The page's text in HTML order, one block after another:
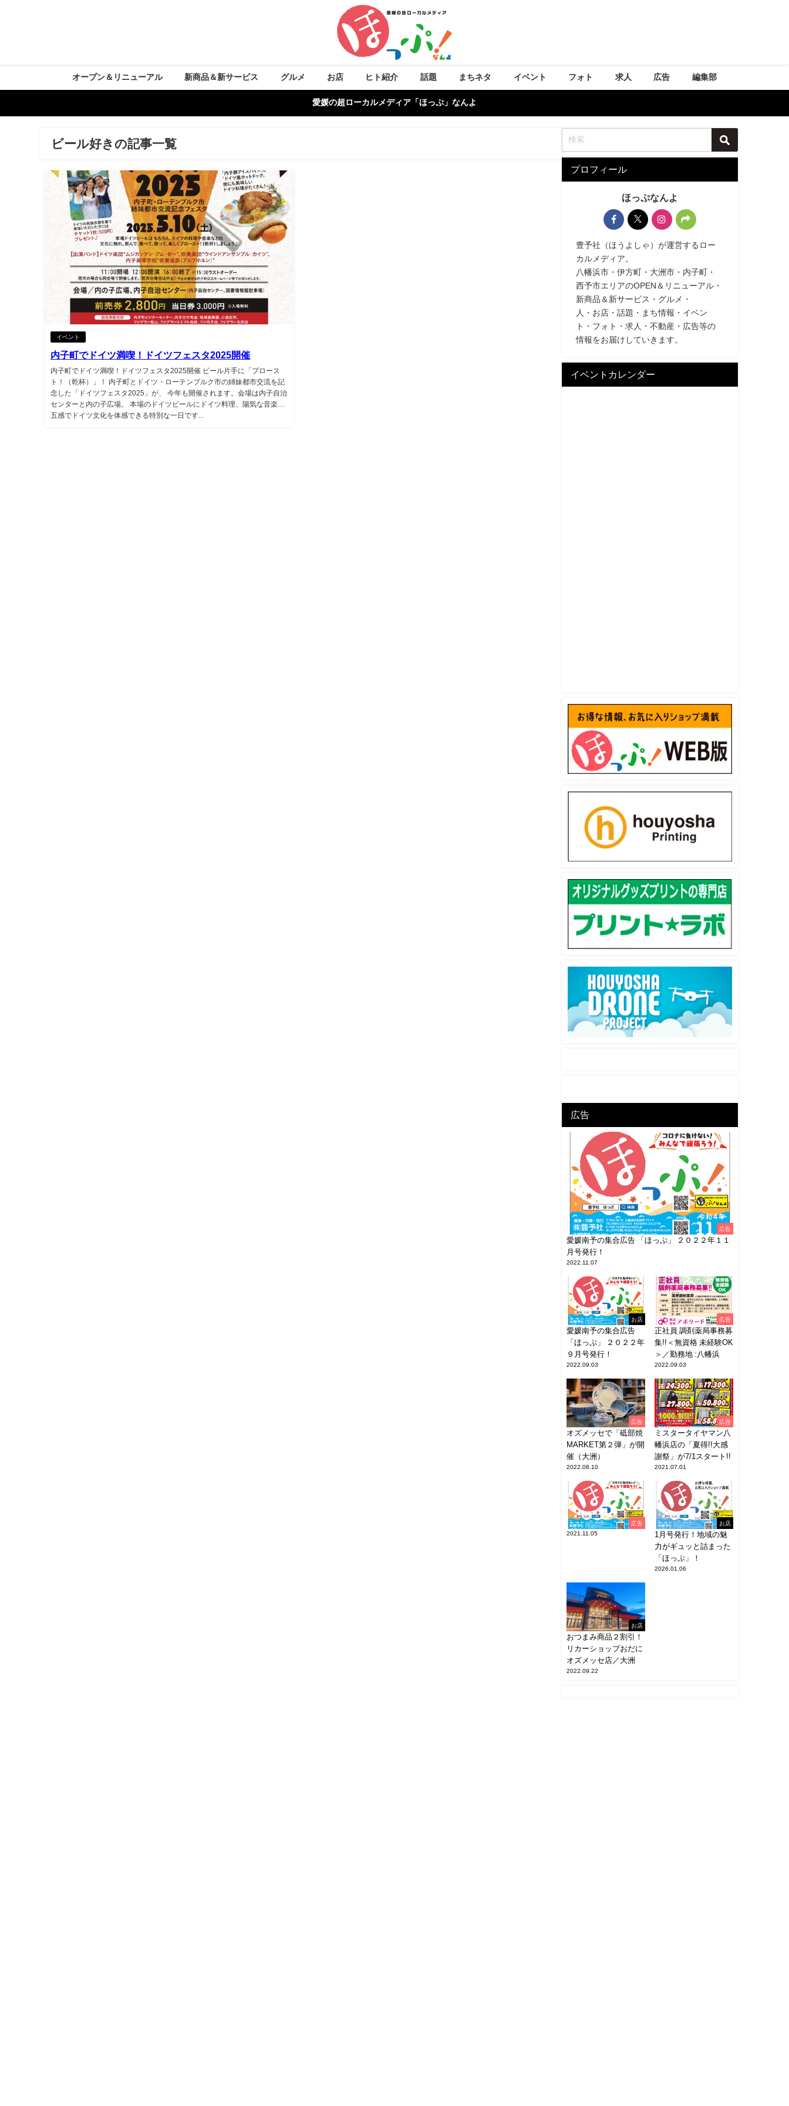
オープン＆リニューアル 新商品＆新サービス グルメ お店 ヒト紹介 話題 まちネタ イベント フォト 求人 広告 編集部
愛媛の超ローカルメディア「ほっぷ」なんよ
ビール好きの記事一覧
イベント
内子町でドイツ満喫！ドイツフェスタ2025開催
内子町でドイツ満喫！ドイツフェスタ2025開催 ビール片手に「プロース
ト！（乾杯）」！ 内子町とドイツ・ローテンブルク市の姉妹都市交流を記
念した「ドイツフェスタ2025」が、 今年も開催されます。会場は内子自治
センターと内の子広場。 本場のドイツビールにドイツ料理、陽気な音楽…
五感でドイツ文化を体感できる特別な一日です...
プロフィール
ほっぷなんよ
豊予社（ほうよしゃ）が運営するロー
カルメディア。
八幡浜市・伊方町・大洲市・内子町・
西予市エリアのOPEN＆リニューアル・
新商品＆新サービス・グルメ・
人・お店・話題・まち情報・イベン
ト・フォト・求人・不動産・広告等の
情報をお届けしていきます。
イベントカレンダー
広告
広告
愛媛南予の集合広告 「ほっぷ」 ２０２２年１１
月号発行！
2022.11.07
お店
愛媛南予の集合広告
「ほっぷ」 ２０２２年
９月号発行！
2022.09.03
広告
正社員 調剤薬局事務募
集!!＜無資格 未経験OK
＞／勤務地 :八幡浜
2022.09.03
広告
オズメッセで「砥部焼
MARKET第２弾」が開
催（大洲）
2022.08.10
広告
ミスタータイヤマン八
幡浜店の「夏得!!大感
謝祭」が7/1スタート!!
2021.07.01
広告
2021.11.05
お店
1月号発行！地域の魅
力がギュッと詰まった
「ほっぷ」！
2026.01.06
お店
おつまみ商品２割引！
リカーショップおだに
オズメッセ店／大洲
2022.09.22